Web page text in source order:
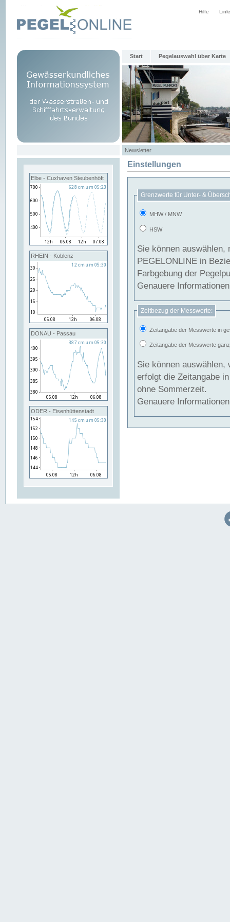
Hilfe
Start Pegelauswahl über Karte
Newsletter
Elbe - Cuxhaven Steubenhöft
RHEIN - Koblenz
DONAU - Passau
ODER - Eisenhüttenstadt
Einstellungen
Grenzwerte für Unter- &
MHW / MNW
HSW
Sie können
PEGELONLINE in Beziehung
Farbgebung der
Genauere
Zeitbezug der Messwerte:
Zeitangabe der Messwerte in
Zeitangabe der Messwerte
Sie können auswählen,
erfolgt die Zeitangabe
ohne Sommerzeit.
Genauere